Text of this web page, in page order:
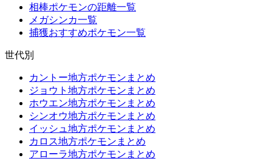
相棒ポケモンの距離一覧
メガシンカ一覧
捕獲おすすめポケモン一覧
世代別
カントー地方ポケモンまとめ
ジョウト地方ポケモンまとめ
ホウエン地方ポケモンまとめ
シンオウ地方ポケモンまとめ
イッシュ地方ポケモンまとめ
カロス地方ポケモンまとめ
アローラ地方ポケモンまとめ